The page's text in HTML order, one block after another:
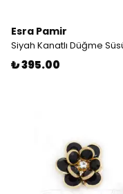
Esra Pamir
Siyah Kanatlı Düğme
₺ 395.00